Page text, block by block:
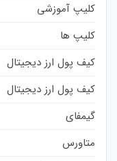
کلیپ آموزشی
کلیپ ها
کیف پول ارز دیجیتال
کیف پول ارز دیجیتال
گیمفای
متاورس